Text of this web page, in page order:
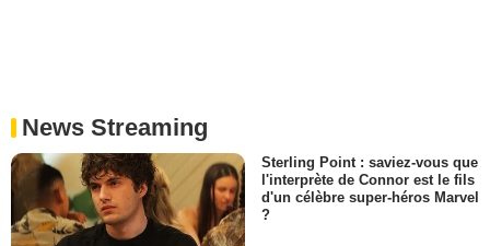
News Streaming
Sterling Point : saviez-vous que
l'interprète de Connor est le fils
d'un célèbre super-héros Marvel
?